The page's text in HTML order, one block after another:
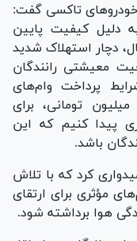
خودرو‌های تاکسی گفت:
دلیل کیفیت پایین
دچار استهلاک شدید
معیشتی رانندگان
پرداخت وام‌های
سنگین، مانند وام‌های با اقساط ۱۶ میلیون تومانی، برای
پیدا کنیم که این
باشد.
کرد که با تلاش
مؤثری برای ارتقای
هوا برداشته شود.